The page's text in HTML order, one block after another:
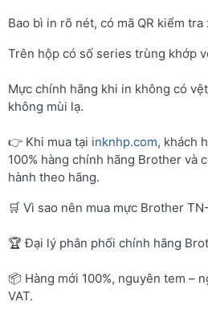
Bao bì in rõ nét, có mã QR kiểm tra
Trên hộp có số series trùng khớp
Mực chính hãng khi in không có
không mùi lạ.
👉 Khi mua tại inknhp.com, khách
100% hàng chính hãng Brother và
hành theo hãng.
🛒 Vì sao nên mua mực Brother
🏆 Đại lý phân phối chính hãng
📦 Hàng mới 100%, nguyên tem –
VAT.